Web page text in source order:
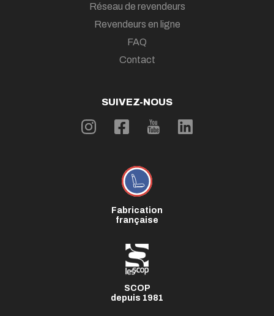
Réseau de revendeurs
Revendeurs en ligne
FAQ
Contact
SUIVEZ-NOUS
Fabrication
française
SCOP
depuis 1981